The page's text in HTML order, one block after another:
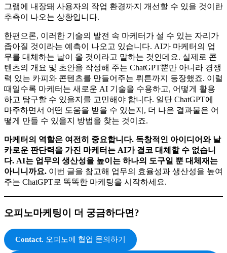
듯이, 업무 시간을 줄여 효율성과 생산성을 높일 수 있지만, 그
렇게 얻은 정보를 완전히 신뢰할 수는 없기 때문입니다. 따라
이 어떤 변화를 가져올지 많은 귀추가 주목되고 있습니다. 데
이터의 정확성 확보는 물론, MS 워드나 구글 시트와 같은 프로
그램에 내장돼 사용자의 작업 환경까지 개선할 수 있을 것이란
추측이 나오는 상황입니다.
한편으론, 이러한 기술의 발전 속 마케터가 설 수 있는 자리가
좁아질 것이라는 예측이 나오고 있습니다. AI가 마케터의 업
무를 대체하는 날이 올 것이라고 말하는 것인데요. 실제로 콘
텐츠의 개요 및 초안을 작성해 주는 ChatGPT뿐만 아니라 경쟁
때일수록 마케터는 새로운 AI 기술을 수용하고, 어떻게 활용
하고 탐구할 수 있을지를 고민해야 합니다. 일단 ChatGPT에
마주하면서 어떤 도움을 받을 수 있는지, 더 나은 결과물은 어
떻게 만들 수 있을지 방법을 찾는 것이죠.
다. AI는 업무의 생산성을 높이는 하나의 도구일 뿐 대체재는
주는 ChatGPT로 똑똑한 마케팅을 시작하세요.